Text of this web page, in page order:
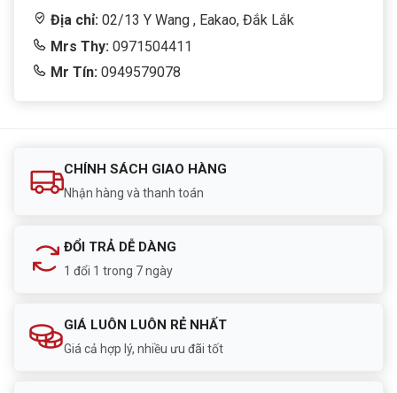
Địa chỉ: 02/13 Y Wang , Eakao, Đắk Lắk
Mrs Thy: 0971504411
Mr Tín: 0949579078
CHÍNH SÁCH GIAO HÀNG
Nhận hàng và thanh toán
ĐỔI TRẢ DỄ DÀNG
1 đổi 1 trong 7 ngày
GIÁ LUÔN LUÔN RẺ NHẤT
Giá cả hợp lý, nhiều ưu đãi tốt